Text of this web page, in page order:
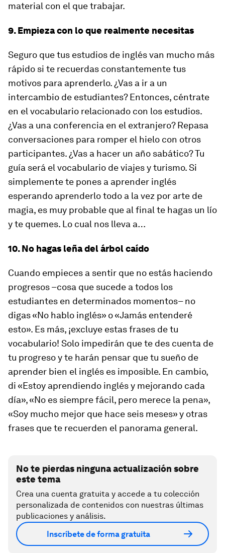
material con el que trabajar.
9. Empieza con lo que realmente necesitas
Seguro que tus estudios de inglés van mucho más
rápido si te recuerdas constantemente tus
motivos para aprenderlo. ¿Vas a ir a un
intercambio de estudiantes? Entonces, céntrate
en el vocabulario relacionado con los estudios.
¿Vas a una conferencia en el extranjero? Repasa
conversaciones para romper el hielo con otros
participantes. ¿Vas a hacer un año sabático? Tu
guía será el vocabulario de viajes y turismo. Si
simplemente te pones a aprender inglés
esperando aprenderlo todo a la vez por arte de
magia, es muy probable que al final te hagas un lío
y te quemes. Lo cual nos lleva a…
10. No hagas leña del árbol caído
Cuando empieces a sentir que no estás haciendo
progresos –cosa que sucede a todos los
estudiantes en determinados momentos– no
digas «No hablo inglés» o «Jamás entenderé
esto». Es más, ¡excluye estas frases de tu
vocabulario! Solo impedirán que te des cuenta de
tu progreso y te harán pensar que tu sueño de
aprender bien el inglés es imposible. En cambio,
di «Estoy aprendiendo inglés y mejorando cada
día», «No es siempre fácil, pero merece la pena»,
«Soy mucho mejor que hace seis meses» y otras
frases que te recuerden el panorama general.
No te pierdas ninguna actualización sobre
este tema
Crea una cuenta gratuita y accede a tu colección
personalizada de contenidos con nuestras últimas
publicaciones y análisis.
Inscríbete de forma gratuita